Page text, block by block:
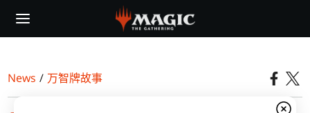
main
News / 万智牌故事